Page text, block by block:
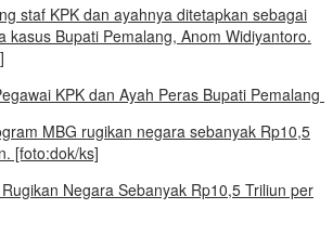
KPK dan Ayah Peras Bupati Pemalang
Negara Sebanyak Rp10,5 Triliun per